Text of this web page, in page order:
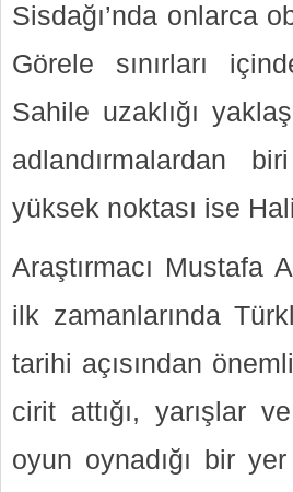
Sisdağı’nda onlarca
Görele sınırları
Sahile uzaklığı
adlandırmalardan
yüksek noktası ise
Araştırmacı Mustafa
ilk zamanlarında
tarihi açısından
cirit attığı, yarışlar
oyun oynadığı bir